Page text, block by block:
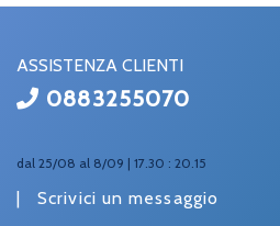
ASSISTENZA CLIENTI
0883255070
dal 25/08 al 8/09 | 17.30 : 20.15
| Scrivici un messaggio